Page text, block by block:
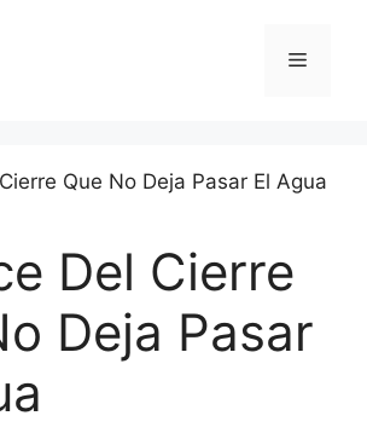
Menu
Del Cierre
Deja Pasar